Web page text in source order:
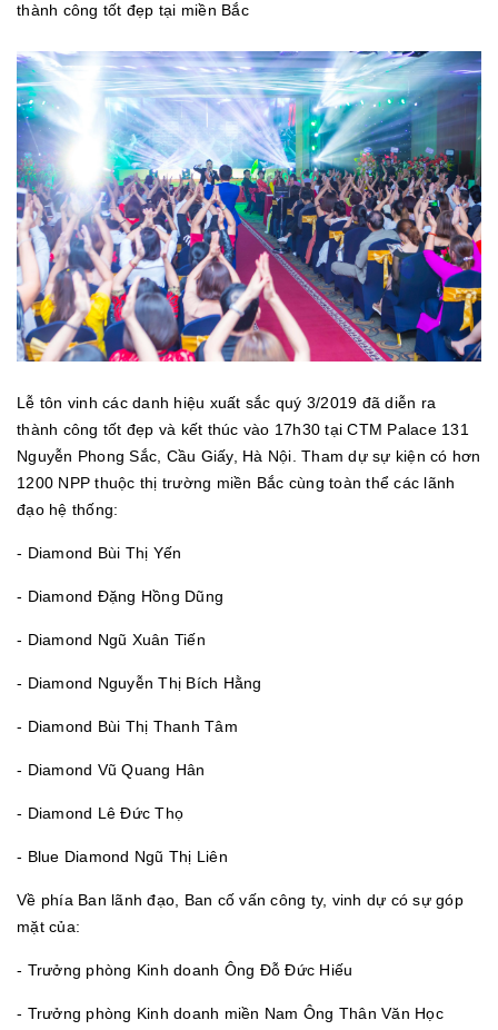
thành công tốt đẹp tại miền Bắc
Lễ tôn vinh các danh hiệu xuất sắc quý 3/2019 đã diễn ra
thành công tốt đẹp và kết thúc vào 17h30 tại CTM Palace 131
Nguyễn Phong Sắc, Cầu Giấy, Hà Nội. Tham dự sự kiện có hơn
1200 NPP thuộc thị trường miền Bắc cùng toàn thể các lãnh
đạo hệ thống:
- Diamond Bùi Thị Yến
- Diamond Đặng Hồng Dũng
- Diamond Ngũ Xuân Tiến
- Diamond Nguyễn Thị Bích Hằng
- Diamond Bùi Thị Thanh Tâm
- Diamond Vũ Quang Hân
- Diamond Lê Đức Thọ
- Blue Diamond Ngũ Thị Liên
Về phía Ban lãnh đạo, Ban cố vấn công ty, vinh dự có sự góp
mặt của:
- Trưởng phòng Kinh doanh Ông Đỗ Đức Hiếu
- Trưởng phòng Kinh doanh miền Nam Ông Thân Văn Học